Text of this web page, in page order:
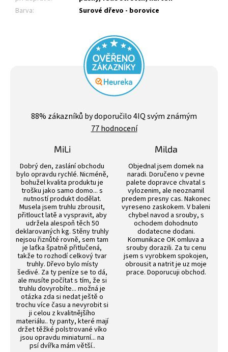
Barva: Surové dřevo - borovice
hodnocení
obchodu
je
hvězdiček.
88% zákazníků by doporučilo 4IQ svým známým
77 hodnocení
MiLi
Hodnocení obchodu je 3 z 5 hvězdiček.
Dobrý den, zaslání obchodu
bylo opravdu rychlé. Nicméně,
bohužel kvalita produktu je
trošku jako samo domo... s
nutností produkt dodělat.
Musela jsem truhlu zbrousit,
přitlouct latě a vyspravit, aby
udržela alespoň těch 50
deklarovaných kg. Stěny truhly
nejsou řiznůté rovně, sem tam
je laťka špatně přitlučená,
takže to rozhodí celkový tvar
truhly. Dřevo bylo místy
šedivé. Za ty peníze se to dá,
ale musíte počítat s tím, že si
truhlu dovyrobíte... možná je
otázka zda si nedat ještě o
trochu více času a nevyrobit si
ji celou z kvalitnějšího
materiálu.. ty panty, které mají
držet těžké polstrované víko
jsou opravdu miniaturní... na
psí dvířka mám větší..
Milda
Objednal jsem domek na
naradi. Doručeno v pevne
palete dopravce chvatal s
vylozenim, ale neoznamil
predem presny cas. Nakonec
vyreseno zaskokem. V baleni
chybel navod a srouby, s
ochodem dohodnuto
dodatecne dodani.
Komunikace OK omluva a
srouby dorazili. Za tu cenu
jsem s vyrobkem spokojen,
obrousit a natrit je uz moje
prace. Doporucuji obchod.